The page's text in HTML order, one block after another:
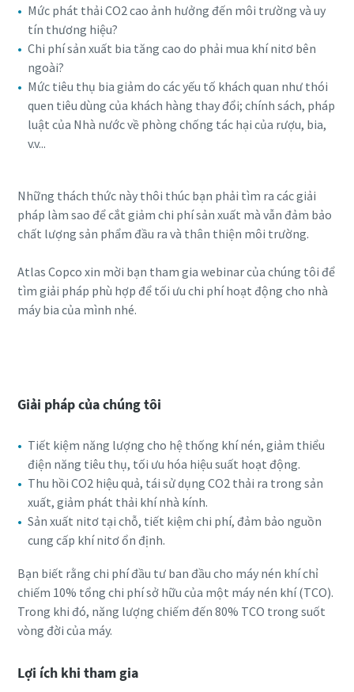
Khám phá danh mục sản phẩm máy nén khí không dầu
Atlas Copco
Tìm hiểu thêm
Khám phá danh mục các sản phẩm máy nén khí có dầu
Atlas Copco
Tìm hiểu thêm
Mức phát thải CO2 cao ảnh hưởng đến môi trường và uy
tín thương hiệu?
Chi phí sản xuất bia tăng cao do phải mua khí nitơ bên
ngoài?
Mức tiêu thụ bia giảm do các yếu tố khách quan như thói
quen tiêu dùng của khách hàng thay đổi; chính sách, pháp
luật của Nhà nước về phòng chống tác hại của rượu, bia,
v.v...
Những thách thức này thôi thúc bạn phải tìm ra các giải
pháp làm sao để cắt giảm chi phí sản xuất mà vẫn đảm bảo
chất lượng sản phẩm đầu ra và thân thiện môi trường.
Atlas Copco xin mời bạn tham gia webinar của chúng tôi để
tìm giải pháp phù hợp để tối ưu chi phí hoạt động cho nhà
máy bia của mình nhé.
Giải pháp của chúng tôi
Tiết kiệm năng lượng cho hệ thống khí nén, giảm thiểu
điện năng tiêu thụ, tối ưu hóa hiệu suất hoạt động.
Thu hồi CO2 hiệu quả, tái sử dụng CO2 thải ra trong sản
xuất, giảm phát thải khí nhà kính.
Sản xuất nitơ tại chỗ, tiết kiệm chi phí, đảm bảo nguồn
cung cấp khí nitơ ổn định.
Bạn biết rằng chi phí đầu tư ban đầu cho máy nén khí chỉ
chiếm 10% tổng chi phí sở hữu của một máy nén khí (TCO).
Trong khi đó, năng lượng chiếm đến 80% TCO trong suốt
vòng đời của máy.
Lợi ích khi tham gia